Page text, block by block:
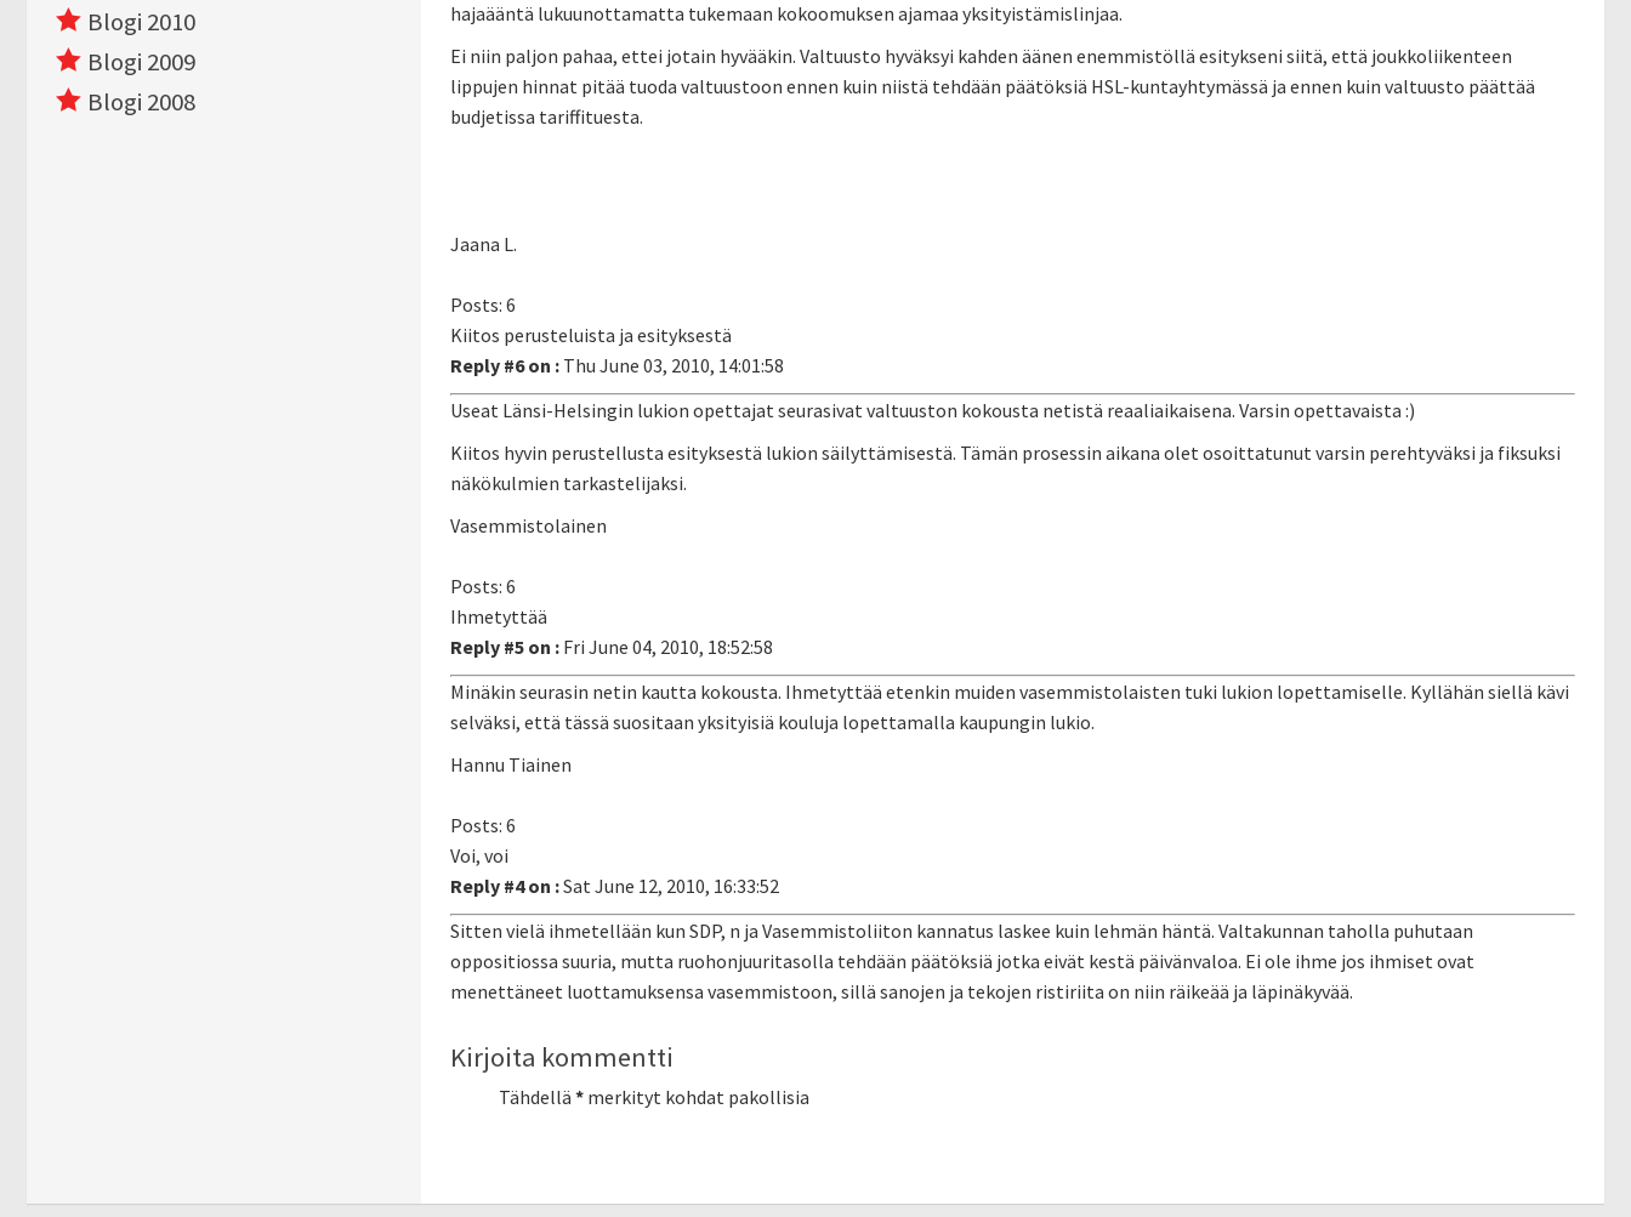
hajaääntä lukuunottamatta tukemaan kokoomuksen ajamaa yksityistämislinjaa.
Ei niin paljon pahaa, ettei jotain hyvääkin. Valtuusto hyväksyi kahden äänen enemmistöllä esitykseni siitä, että joukkoliikenteen
lippujen hinnat pitää tuoda valtuustoon ennen kuin niistä tehdään päätöksiä HSL-kuntayhtymässä ja ennen kuin valtuusto päättää
budjetissa tariffituesta.
Jaana L.
Posts: 6
Kiitos perusteluista ja esityksestä
Reply #6 on : Thu June 03, 2010, 14:01:58
Useat Länsi-Helsingin lukion opettajat seurasivat valtuuston kokousta netistä reaaliaikaisena. Varsin opettavaista :)
Kiitos hyvin perustellusta esityksestä lukion säilyttämisestä. Tämän prosessin aikana olet osoittatunut varsin perehtyväksi ja fiksuksi
näkökulmien tarkastelijaksi.
Vasemmistolainen
Posts: 6
Ihmetyttää
Reply #5 on : Fri June 04, 2010, 18:52:58
Minäkin seurasin netin kautta kokousta. Ihmetyttää etenkin muiden vasemmistolaisten tuki lukion lopettamiselle. Kyllähän siellä kävi
selväksi, että tässä suositaan yksityisiä kouluja lopettamalla kaupungin lukio.
Hannu Tiainen
Posts: 6
Voi, voi
Reply #4 on :Sat June 12, 2010, 16:33:52
Sitten vielä ihmetellään kun SDP, n ja Vasemmistoliiton kannatus laskee kuin lehmän häntä. Valtakunnan taholla puhutaan
oppositiossa suuria, mutta ruohonjuuritasolla tehdään päätöksiä jotka eivät kestä päivänvaloa. Ei ole ihme jos ihmiset ovat
menettäneet luottamuksensa vasemmistoon, sillä sanojen ja tekojen ristiriita on niin räikeää ja läpinäkyvää.
Kirjoita kommentti
Tähdellä * merkityt kohdat pakollisia
Blogi 2010
Blogi 2009
Blogi 2008